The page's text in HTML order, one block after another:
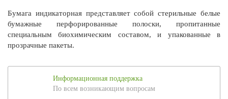
Бумага индикаторная представляет собой стерильные белые
бумажные перфорированные полоски, пропитанные
специальным биохимическим составом, и упакованные в
прозрачные пакеты.
Информационная поддержка
По всем возникающим вопросам